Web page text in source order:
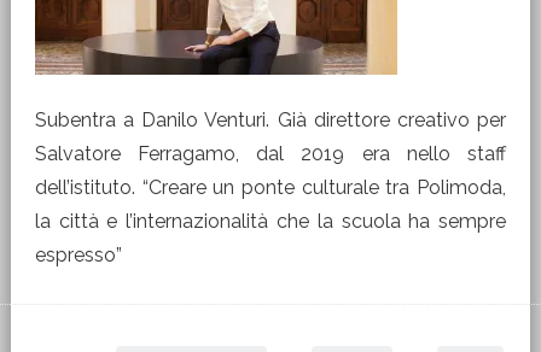
Subentra a Danilo Venturi. Già direttore creativo per
Salvatore Ferragamo, dal 2019 era nello staff
dell’istituto. “Creare un ponte culturale tra Polimoda,
la città e l’internazionalità che la scuola ha sempre
espresso”